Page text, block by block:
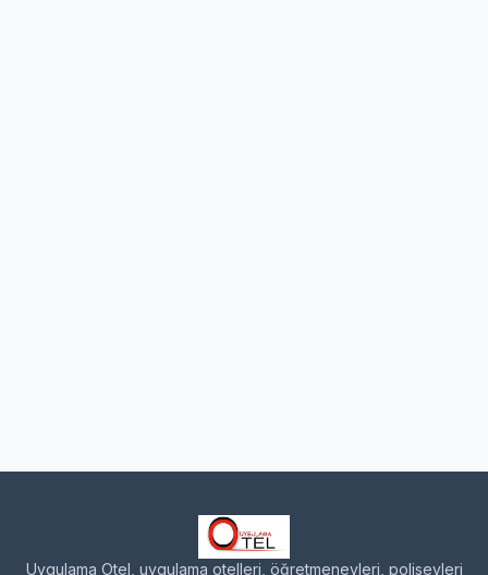
Uygulama Otel, uygulama otelleri, öğretmenevleri, polisevleri